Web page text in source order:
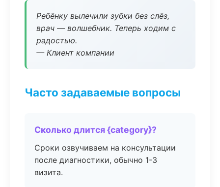
Ребёнку вылечили зубки без слёз,
врач — волшебник. Теперь ходим с
радостью.
— Клиент компании
Часто задаваемые вопросы
Сколько длится {category}?
Сроки озвучиваем на консультации
после диагностики, обычно 1-3
визита.